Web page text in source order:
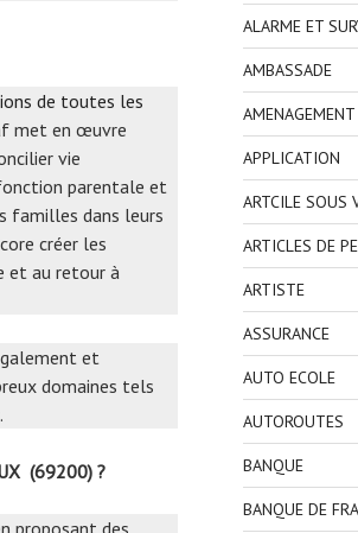
de toutes les
met en œuvre
vie
parentale et
familles dans leurs
créer les
et au retour à
et
domaines tels
(69200) ?
proposant des
ALARME ET
AMBASSADE
APPLICATION
ARTCILE SOUS
ARTICLES DE
ARTISTE
ASSURANCE
AUTO ECOLE
AUTOROUTES
BANQUE
BANQUE DE